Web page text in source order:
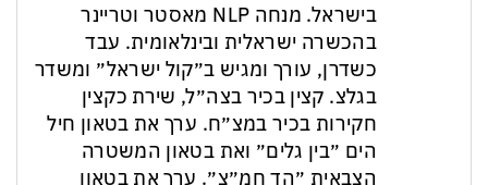
בישראל. מנחה NLP מאסטר וטריינר
בהכשרה ישראלית ובינלאומית. עבד
כשדרן, עורך ומגיש ב״קול ישראל״ ומשדר
בגלצ. קצין בכיר בצה״ל, שירת כקצין
חקירות בכיר במצ״ח. ערך את בטאון חיל
הים ״בין גלים״ ואת בטאון המשטרה
הצבאית ״הד חמ״צ״. ערך את בטאון